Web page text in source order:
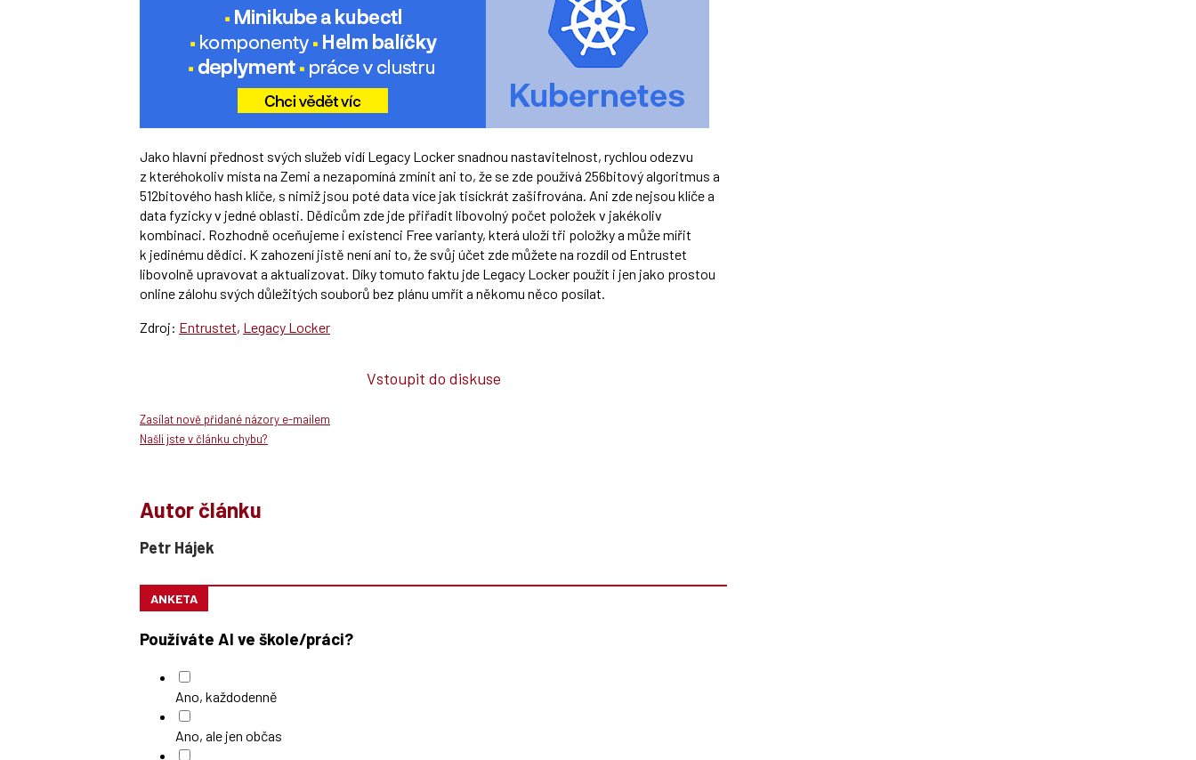
Jako hlavní přednost svých služeb vidí Legacy Locker snadnou nastavitelnost, rychlou odezvu
z kteréhokoliv místa na Zemi a nezapomíná zmínit ani to, že se zde používá 256bitový algoritmus a
512bitového hash klíče, s nimiž jsou poté data více jak tisíckrát zašifrována. Ani zde nejsou klíče a
data fyzicky v jedné oblasti. Dědicům zde jde přiřadit libovolný počet položek v jakékoliv
kombinaci. Rozhodně oceňujeme i existenci Free varianty, která uloží tři položky a může mířit
k jedinému dědici. K zahození jistě není ani to, že svůj účet zde můžete na rozdíl od Entrustet
libovolně upravovat a aktualizovat. Díky tomuto faktu jde Legacy Locker použít i jen jako prostou
online zálohu svých důležitých souborů bez plánu umřít a někomu něco posílat.
Zdroj: Entrustet, Legacy Locker
Vstoupit do diskuse
Zasílat nově přidané názory e-mailem
Našli jste v článku chybu?
Autor článku
Petr Hájek
ANKETA
Používáte AI ve škole/práci?
Ano, každodenně
Ano, ale jen občas